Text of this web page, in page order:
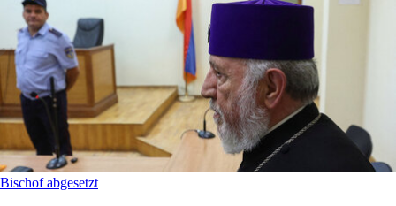
Bischof abgesetzt